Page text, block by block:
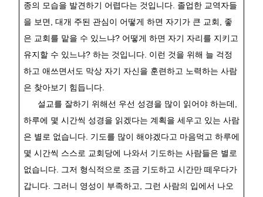
종의 모습을 발견하기 어렵다는 것입니다. 졸업한 교역자들
을 보면
대개 주된 관심이 어떻게 하면 자기가 큰 교회
좋
은 교회를 맡을 수 있느냐? 어떻게 하면 자기 자리를 지키고
유지할 수 있느냐? 하는 것입니다. 이런 것을 위해 늘 걱정
하고 애쓰면서도 막상 자기 자신을 훈련하고 노력하는 사람
은 찾아보기 힘듭니다.
설교를 잘하기 위해선 우선 성경을 많이 읽어야 하는데
하루에 몇 시간씩 성경을 읽겠다는 계획을 세우고 있는 사람
은 별로 없습니다. 기도를 많이 해야겠다고 마음먹고 하루에
몇 시간씩 스스로 교회당에 나와서 기도하는 사람들은 별로
없습니다.
그저 형식적으로 조금 기도하고 시간만 떼우다가
갑니다. 그러니 영성이 부족하고
그런 사람의 입에서 나오